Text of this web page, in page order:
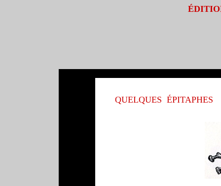
QUELQUES ÉPITAPHES